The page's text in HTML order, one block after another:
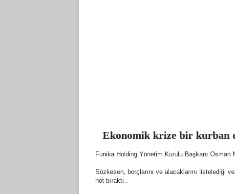
Ekonomik krize bir kurban
Funika Holding Yönetim Kurulu Başkanı Osman
Sözkesen, borçlarını ve alacaklarını listelediği
not bıraktı..